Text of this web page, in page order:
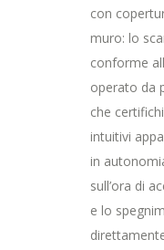
con
muro: lo
conforme
operato da
che
intuitivi
in
sull’ora di
e lo